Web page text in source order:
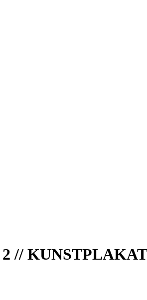
2 // KUNSTPLAKAT